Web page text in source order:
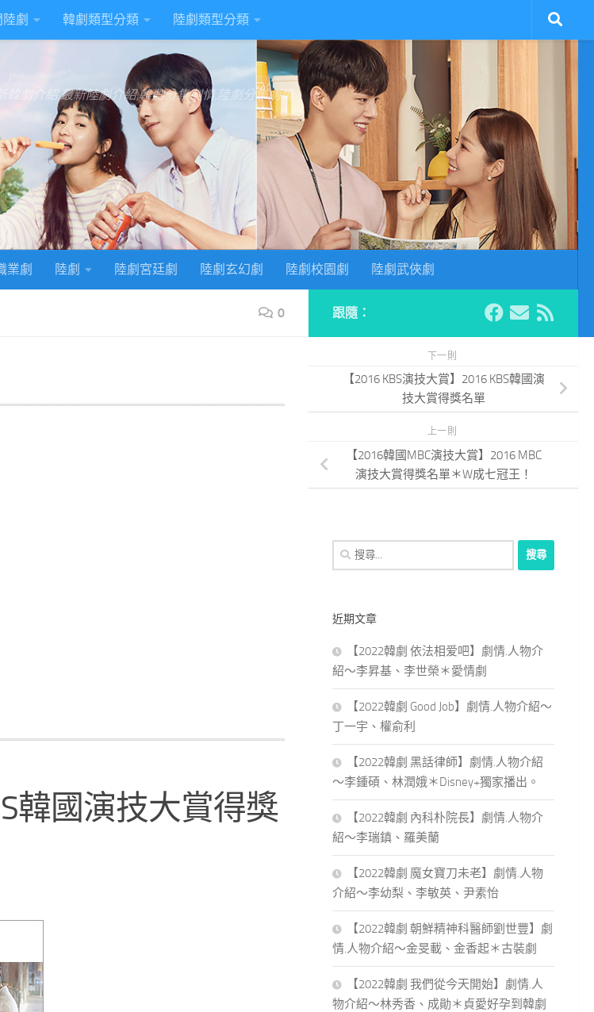
劇 韓劇類型分類 陸劇類型分類
韓劇介紹,最新陸劇介紹,韓劇分集劇情,陸劇分集劇情
業劇 陸劇 陸劇宮廷劇 陸劇玄幻劇 陸劇校園劇 陸劇武俠劇
0
韓國演技大賞得獎
跟隨：
下一則
【2016 KBS演技大賞】2016 KBS韓國演
技大賞得獎名單
上一則
【2016韓國MBC演技大賞】2016 MBC
演技大賞得獎名單＊W成七冠王！
搜
尋
字:
近期文章
【2022韓劇 依法相爱吧】劇情.人物介
紹～李昇基、李世榮＊愛情劇
【2022韓劇 Good Job】劇情.人物介紹～
丁一宇、權俞利
【2022韓劇 黑話律師】劇情.人物介紹
～李鍾碩、林潤娥＊Disney+獨家播出。
【2022韓劇 內科朴院長】劇情.人物介
紹～李瑞鎮、羅美蘭
【2022韓劇 魔女寶刀未老】劇情.人物
介紹～李幼梨、李敏英、尹素怡
【2022韓劇 朝鮮精神科醫師劉世豐】劇
情.人物介紹～金旻載、金香起＊古裝劇
【2022韓劇 我們從今天開始】劇情.人
物介紹～林秀香、成勛＊貞愛好孕到韓劇